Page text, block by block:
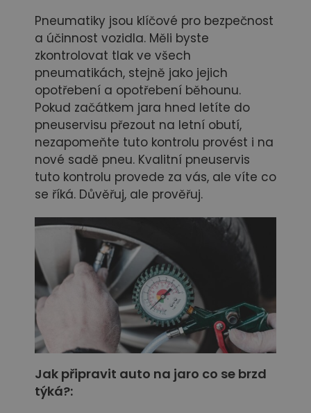
Pneumatiky jsou klíčové pro bezpečnost
a účinnost vozidla. Měli byste
zkontrolovat tlak ve všech
pneumatikách, stejně jako jejich
opotřebení a opotřebení běhounu.
Pokud začátkem jara hned letíte do
pneuservisu přezout na letní obutí,
nezapomeňte tuto kontrolu provést i na
nové sadě pneu. Kvalitní pneuservis
tuto kontrolu provede za vás, ale víte co
se říká. Důvěřuj, ale prověřuj.
Jak připravit auto na jaro co se brzd
týká?: